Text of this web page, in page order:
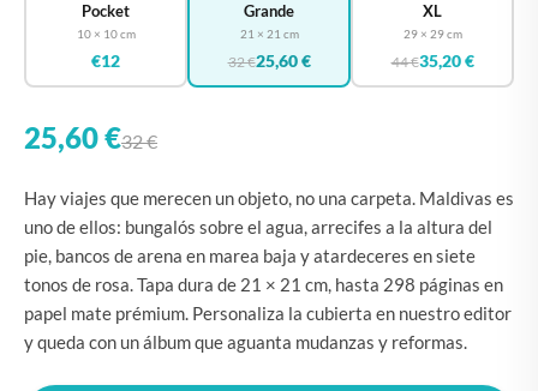
Pocket
10 × 10 cm
€12
Grande
21 × 21 cm
32 €25,60 €
XL
29 × 29 cm
44 €35,20 €
25,60 €32 €
Hay viajes que merecen un objeto, no una carpeta. Maldivas es
uno de ellos: bungalós sobre el agua, arrecifes a la altura del
pie, bancos de arena en marea baja y atardeceres en siete
tonos de rosa. Tapa dura de 21 × 21 cm, hasta 298 páginas en
papel mate prémium. Personaliza la cubierta en nuestro editor
y queda con un álbum que aguanta mudanzas y reformas.